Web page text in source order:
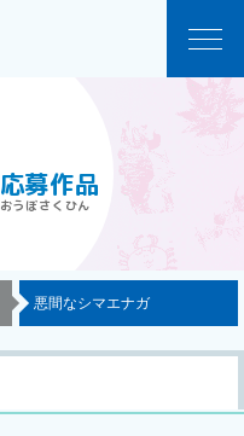
応募作品
悪間なシマエナガ